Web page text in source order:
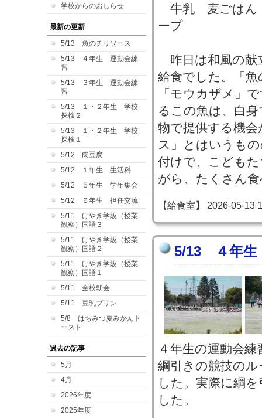
学校からのおしらせ
最新の更新
5/13 魚のチリソース
5/13 ４年生 運動会練
習
5/13 ３年生 運動会練
習
5/13 １・２年生 学校
探検２
5/13 １・２年生 学校
探検１
5/12 肉豆腐
5/12 １年生 生活科
5/12 ５年生 学年集会
5/12 ６年生 担任交流
5/11 けやき学級（授業
観察）国語３
5/11 けやき学級（授業
観察）国語２
5/11 けやき学級（授業
観察）国語１
5/11 全校朝会
5/11 豆乳プリン
5/8 はちみつ夏みかんト
ースト
過去の記事
5月
4月
2026年度
2025年度
牛乳 麦ごはん
ープ
昨日は和風の献
給食でした。「
「モウカザメ」
るこの魚は、白
物で提供する機
ス」とはいうも
付けで、こども
がら、たくさん
【給食室】 2026-05-13
5/13 ４年
４年生の運動会
綱引きの競技の
した。実際に綱
した。